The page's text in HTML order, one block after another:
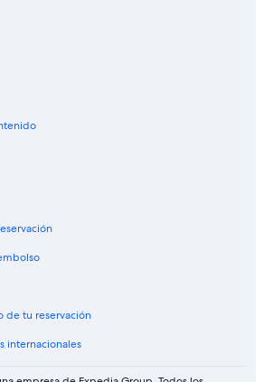
de tu reservación
internacionales